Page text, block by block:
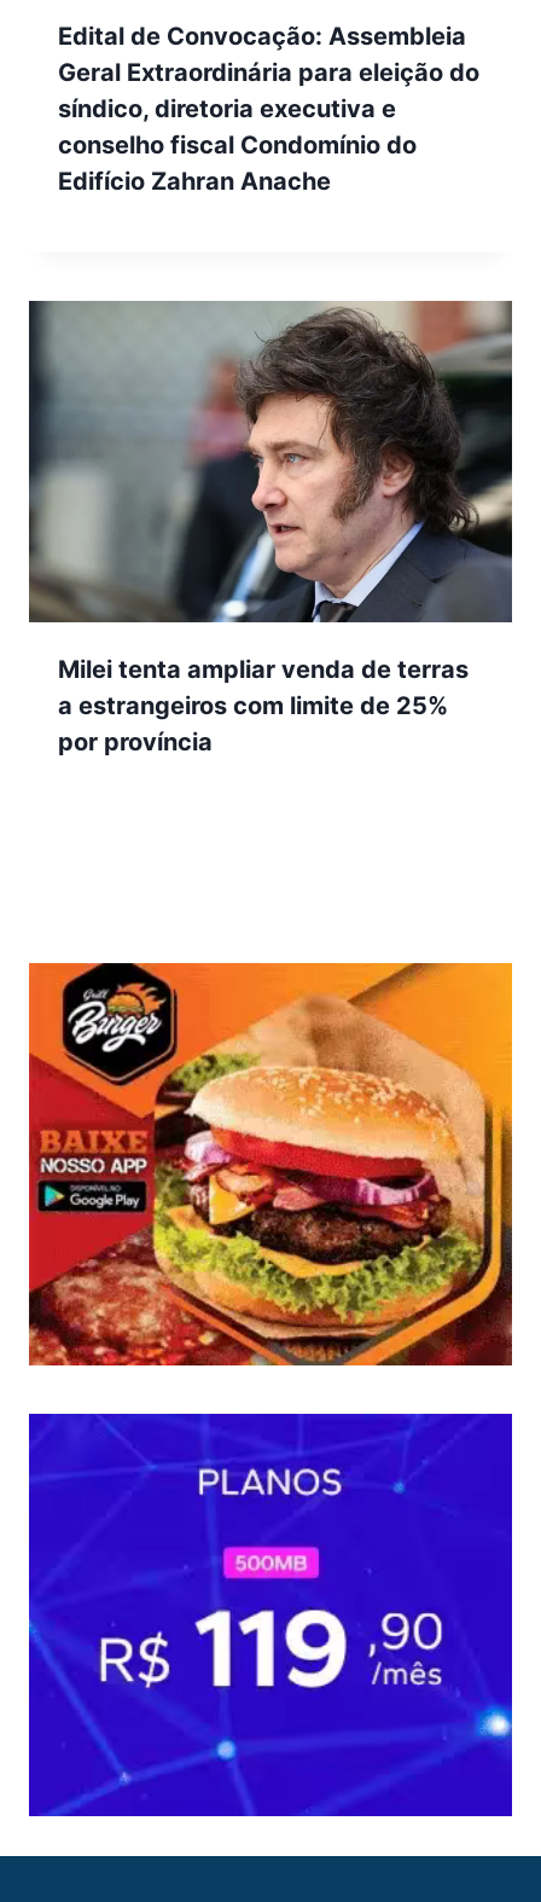
Edital de Convocação: Assembleia
Geral Extraordinária para eleição do
síndico, diretoria executiva e
conselho fiscal Condomínio do
Edifício Zahran Anache
Milei tenta ampliar venda de terras
a estrangeiros com limite de 25%
por província